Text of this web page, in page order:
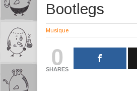
Bootlegs
Musique
0
SHARES